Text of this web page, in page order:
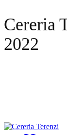
Cereria
2022